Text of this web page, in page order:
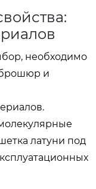
необходимо
и
латуни под